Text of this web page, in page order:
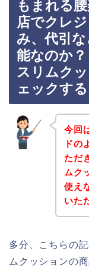
もまれる
店でクレ
み、代引
能なのか
スリムク
ェックする
今回
ドの
ただ
ムク
使え
いた
多分、こちらの
ムクッションの